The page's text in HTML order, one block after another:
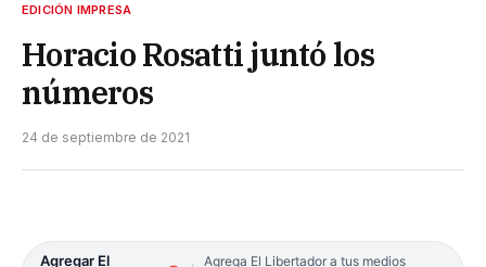
EDICIÓN IMPRESA
Horacio Rosatti juntó los
números
24 de septiembre de 2021
Agregar El
Agrega El Libertador a tus medios